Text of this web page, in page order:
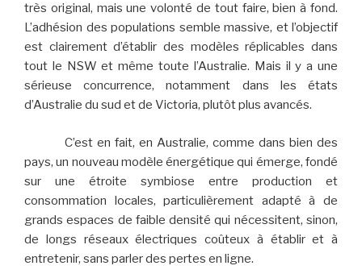
très original, mais une volonté de tout faire, bien à fond.
L’adhésion des populations semble massive, et l’objectif
est clairement d’établir des modèles réplicables dans
tout le NSW et même toute l’Australie. Mais il y a une
sérieuse concurrence, notamment dans les états
d’Australie du sud et de Victoria, plutôt plus avancés.
C’est en fait, en Australie, comme dans bien des
pays, un nouveau modèle énergétique qui émerge, fondé
sur une étroite symbiose entre production et
consommation locales, particulièrement adapté à de
grands espaces de faible densité qui nécessitent, sinon,
de longs réseaux électriques coûteux à établir et à
entretenir, sans parler des pertes en ligne.